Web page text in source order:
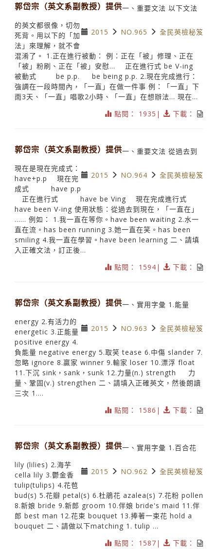
郭岱宗（英文系副教授）提供
2015 NO.965 全民英檢秘笈
一、重要文法 以下文法
的英文都很像，切勿
死背。用以下的「加
法」來理解，就不會
混淆了。 1.正在進行被動： 例：正在「被」修理、正在
「被」粉刷、正在「被」安慰… 正在進行式 be V-ing
被動式 be p.p. be being p.p. 2.現在完成進行：
強調在一段時間內，「一直」在做一件事 例：「一直」下
雨3天、「一直」唱歌2小時、「一直」在想辦法… 現在...
點閱： 1935|
下載：
郭岱宗（英文系副教授）提供
2015 NO.964 全民英檢秘笈
一、重要文法 從過去到
現在是現在完成式：
have+p.p 現在完
成式 have p.p
正在進行式 have be Ving 現在完成進行式
have been V-ing 使用狀態：從過去到現在，「一直在」
…… 例如： 1.我一直在等你。have been waiting 2.水一
直在流。has been running 3.她一直在笑。has been
smiling 4.我一直在學習。have been learning 二、請填
入正確文法，訂正後...
點閱： 1594|
下載：
郭岱宗（英文系副教授）提供
2015 NO.963 全民英檢秘笈
一、實用字彙 1.能量
energy 2.有活力的
energetic 3.正能量
positive energy 4.
負能量 negative energy 5.取笑 tease 6.中傷 slander 7.
忽略 ignore 8.贏家 winner 9.輸家 loser 10.漂浮 float
11.下沉 sink，sank，sunk 12.力量(n.) strength 力
量、鞏固(v.) strengthen 二、請填入正確英文，然後朗讀
三次 1....
點閱： 1586|
下載：
郭岱宗（英文系副教授）提供
2015 NO.962 全民英檢秘笈
一、實用字彙 1.百合花
lily (lilies) 2.海芋
cella lily 3.鬱金香
tulip(tulips) 4.花苞
bud(s) 5.花瓣 petal(s) 6.杜鵑花 azalea(s) 7.花粉 pollen
8.新娘 bride 9.新郎 groom 10.伴娘 bride's maid 11.伴
郎 best man 12.花束 bouquet 13.捧著一束花 hold a
bouquet 二、請做以下matching 1. tulip ...
點閱： 1587|
下載：